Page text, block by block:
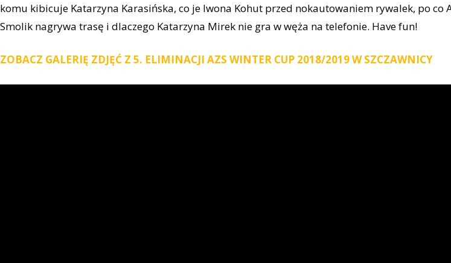
komu kibicuje Katarzyna Karasińska, co je Iwona Kohut przed nokautowaniem rywalek, po co
Smolik nagrywa trasę i dlaczego Katarzyna Mirek nie gra w węża na telefonie. Have fun!
ZOBACZ GALERIĘ ZDJĘĆ Z 5. ELIMINACJI AZS WINTER CUP 2018/2019 W SZCZAWNICY